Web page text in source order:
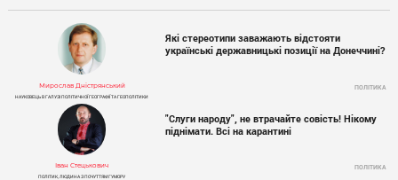
Мирослав Дністрянський
НАУКОВЕЦЬ В ГАЛУЗІ ПОЛІТИЧНОЇ ГЕОГРАФІЇ ТА ГЕОПОЛІТИКИ
Які стереотипи заважають відстояти
українські державницькі позиції на Донеччині?
ПОЛІТИКА
Іван Стецькович
ПОЛІТИК, ЛЮДИНА З ПОЧУТТЯМ ГУМОРУ
"Слуги народу", не втрачайте совість! Нікому
піднімати. Всі на карантині
ПОЛІТИКА